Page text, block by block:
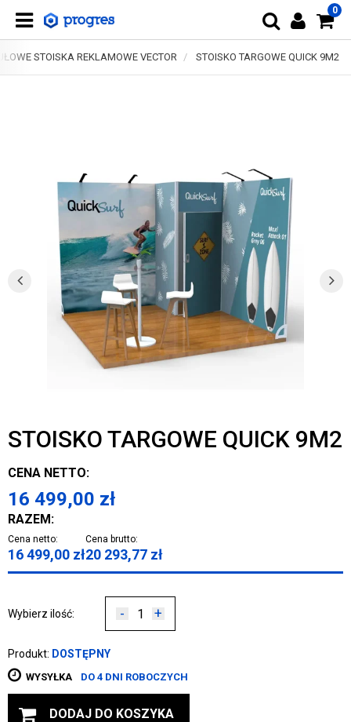
0
STOISKA REKLAMOWE VECTOR STOISKO TARGOWE QUICK 9M2
STOISKO TARGOWE QUICK 9M2
CENA NETTO:
16 499,00 zł
RAZEM:
Cena netto:
16 499,00 zł
Cena brutto:
20 293,77 zł
Wybierz ilość: - +
Produkt: DOSTĘPNY
WYSYŁKA DO 4 DNI ROBOCZYCH
DODAJ DO KOSZYKA